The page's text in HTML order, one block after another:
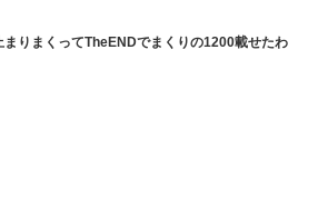
りまくってTheENDでまくりの1200載せたわ